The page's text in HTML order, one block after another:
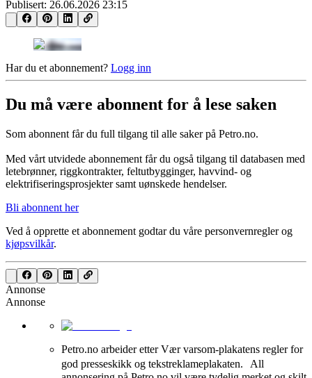
Publisert: 26.06.2026 23:15
Har du et abonnement? Logg inn
Du må være abonnent for å lese saken
Som abonnent får du full tilgang til alle saker på Petro.no.
Med vårt utvidede abonnement får du også tilgang til databasen med
letebrønner, riggkontrakter, feltutbygginger, havvind- og
elektrifiseringsprosjekter samt uønskede hendelser.
Bli abonnent her
Ved å opprette et abonnement godtar du våre personvernreglerog
kjøpsvilkår.
Annonse
Annonse
Petro.no arbeider etter Vær varsom-plakatens regler for
god presseskikk og tekstreklameplakaten. All